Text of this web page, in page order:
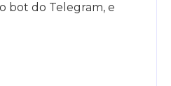
bot do Telegram, e